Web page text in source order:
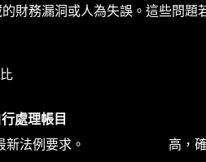
財務漏洞或人為失誤。這些問
處理帳目
法例要求。
高，